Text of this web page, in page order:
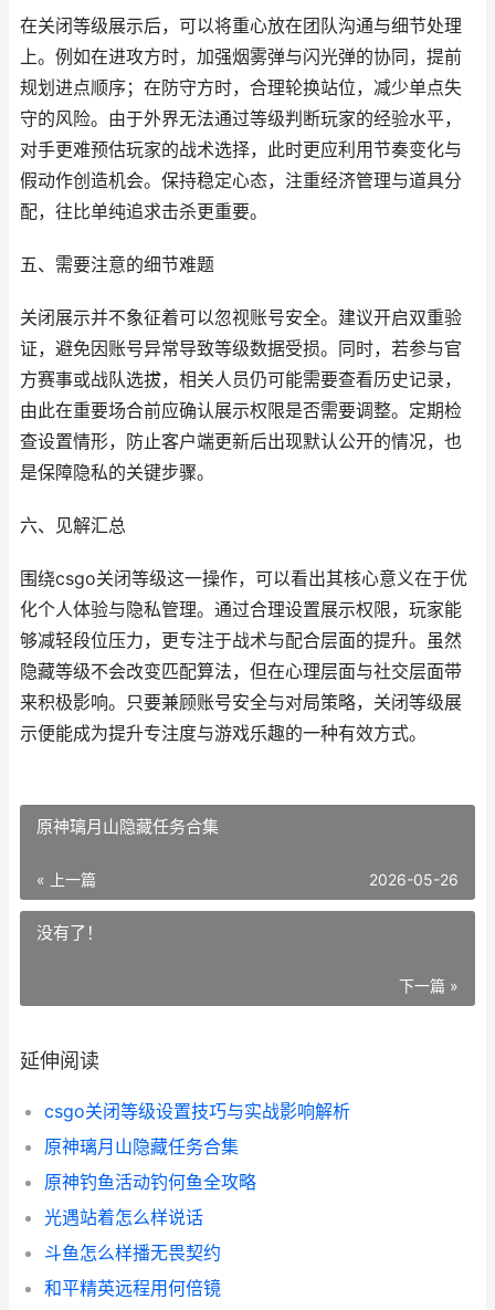
在关闭等级展示后，可以将重心放在团队沟通与细节处理
上。例如在进攻方时，加强烟雾弹与闪光弹的协同，提前
规划进点顺序；在防守方时，合理轮换站位，减少单点失
守的风险。由于外界无法通过等级判断玩家的经验水平，
对手更难预估玩家的战术选择，此时更应利用节奏变化与
假动作创造机会。保持稳定心态，注重经济管理与道具分
配，往比单纯追求击杀更重要。
五、需要注意的细节难题
关闭展示并不象征着可以忽视账号安全。建议开启双重验
证，避免因账号异常导致等级数据受损。同时，若参与官
方赛事或战队选拔，相关人员仍可能需要查看历史记录，
由此在重要场合前应确认展示权限是否需要调整。定期检
查设置情形，防止客户端更新后出现默认公开的情况，也
是保障隐私的关键步骤。
六、见解汇总
围绕csgo关闭等级这一操作，可以看出其核心意义在于优
化个人体验与隐私管理。通过合理设置展示权限，玩家能
够减轻段位压力，更专注于战术与配合层面的提升。虽然
隐藏等级不会改变匹配算法，但在心理层面与社交层面带
来积极影响。只要兼顾账号安全与对局策略，关闭等级展
示便能成为提升专注度与游戏乐趣的一种有效方式。
原神璃月山隐藏任务合集
« 上一篇 2026-05-26
没有了！
下一篇 »
延伸阅读
csgo关闭等级设置技巧与实战影响解析
原神璃月山隐藏任务合集
原神钓鱼活动钓何鱼全攻略
光遇站着怎么样说话
斗鱼怎么样播无畏契约
和平精英远程用何倍镜